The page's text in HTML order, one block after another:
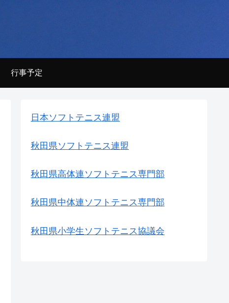
行事予定
日本ソフトテニス連盟
秋田県ソフトテニス連盟
秋田県高体連ソフトテニス専門部
秋田県中体連ソフトテニス専門部
秋田県小学生ソフトテニス協議会